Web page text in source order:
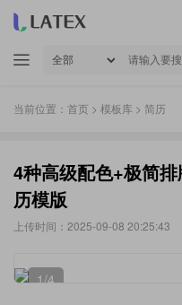
当前位置： 首页 > 模板库 > 简历
4种高级配色+极简
历模版
上传时间：2025-09-08 20:25:43
1/4